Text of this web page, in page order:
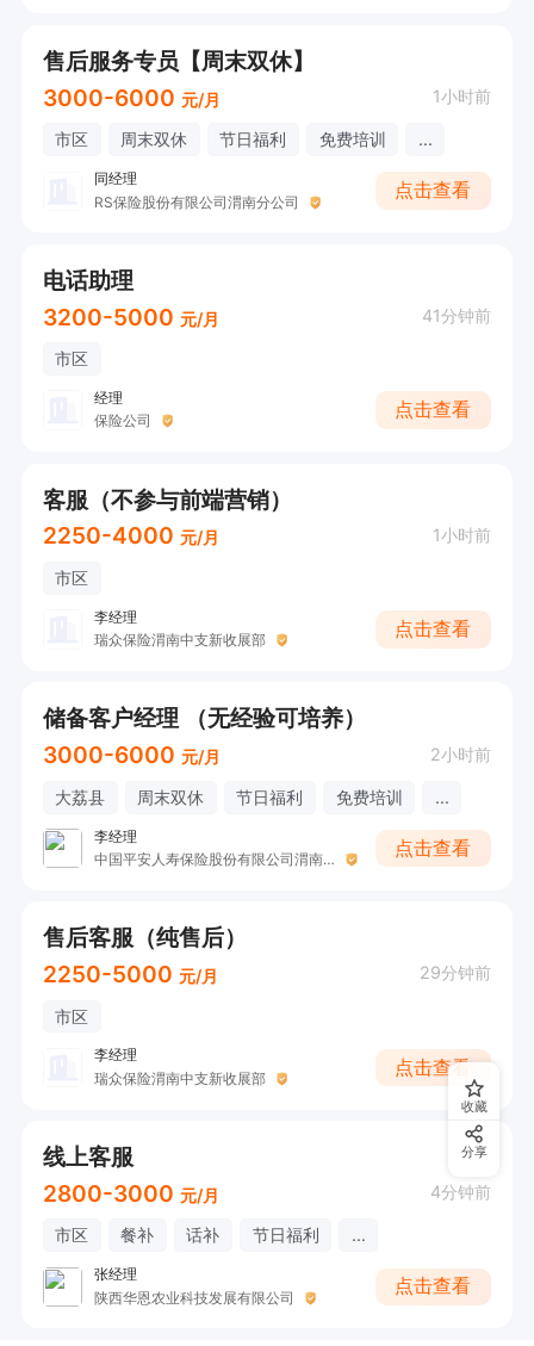
售后服务专员【周末双休】
3000-6000 元/月 1小时前
市区 周末双休 节日福利 免费培训 ...
同经理
RS保险股份有限公司渭南分公司
点击查看
电话助理
3200-5000 元/月 41分钟前
市区
经理
保险公司
点击查看
客服（不参与前端营销）
2250-4000 元/月 1小时前
市区
李经理
瑞众保险渭南中支新收展部
点击查看
储备客户经理 （无经验可培养）
3000-6000 元/月 2小时前
大荔县 周末双休 节日福利 免费培训 ...
李经理
中国平安人寿保险股份有限公司渭南中心支公司
点击查看
售后客服（纯售后）
2250-5000 元/月 29分钟前
市区
李经理
瑞众保险渭南中支新收展部
点击查看
线上客服
2800-3000 元/月 4分钟前
市区 餐补 话补 节日福利 ...
张经理
陕西华恩农业科技发展有限公司
点击查看
收藏
分享